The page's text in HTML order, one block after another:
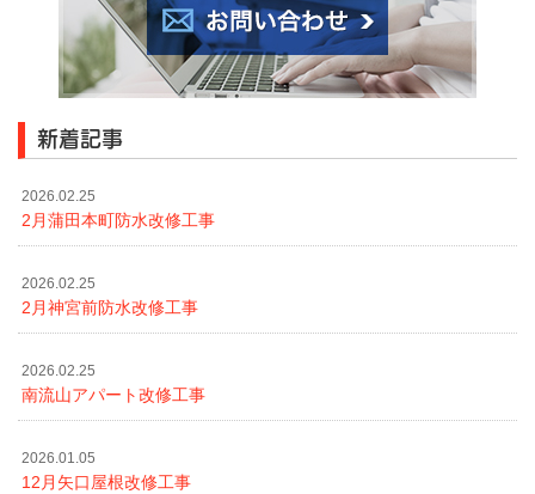
新着記事
2026.02.25
2月蒲田本町防水改修工事
2026.02.25
2月神宮前防水改修工事
2026.02.25
南流山アパート改修工事
2026.01.05
12月矢口屋根改修工事